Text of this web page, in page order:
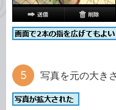
写真を元の大き